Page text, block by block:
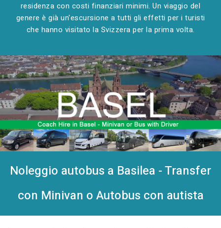
residenza con costi finanziari minimi. Un viaggio del
genere è già un'escursione a tutti gli effetti per i turisti
che hanno visitato la Svizzera per la prima volta.
Noleggio autobus a Basilea - Transfer
con Minivan o Autobus con autista